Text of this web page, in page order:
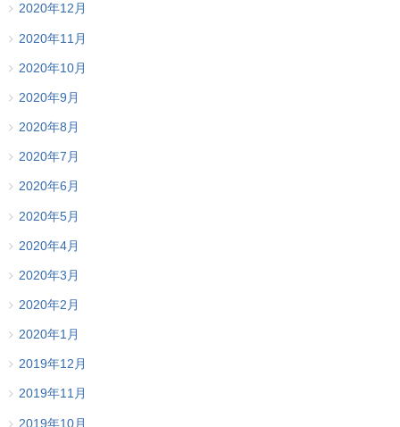
2020年12月
2020年11月
2020年10月
2020年9月
2020年8月
2020年7月
2020年6月
2020年5月
2020年4月
2020年3月
2020年2月
2020年1月
2019年12月
2019年11月
2019年10月